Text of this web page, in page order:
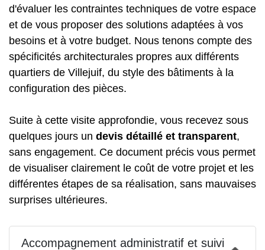
d'évaluer les contraintes techniques de votre espace
et de vous proposer des solutions adaptées à vos
besoins et à votre budget. Nous tenons compte des
spécificités architecturales propres aux différents
quartiers de Villejuif, du style des bâtiments à la
configuration des pièces.
Suite à cette visite approfondie, vous recevez sous
quelques jours un devis détaillé et transparent,
sans engagement. Ce document précis vous permet
de visualiser clairement le coût de votre projet et les
différentes étapes de sa réalisation, sans mauvaises
surprises ultérieures.
Accompagnement administratif et suivi